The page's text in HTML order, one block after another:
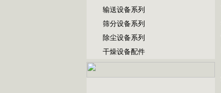
输送设备系列
筛分设备系列
除尘设备系列
干燥设备配件